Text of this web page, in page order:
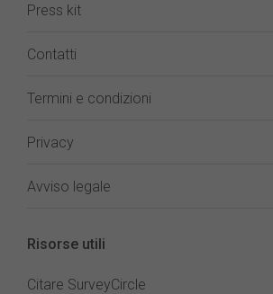
Press kit
Contatti
Termini e condizioni
Privacy
Avviso legale
Risorse utili
Citare SurveyCircle